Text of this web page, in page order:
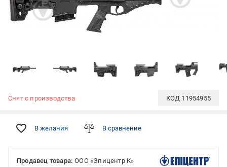
Снят с производства КОД 11954955
В желания В сравнение
Продавец товара: ООО «Эпицентр К»